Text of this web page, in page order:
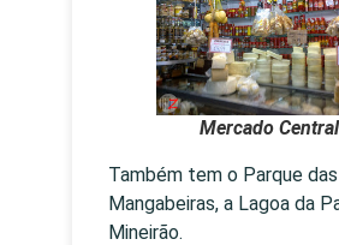
Mercado Central
Também tem o Parque das
Mangabeiras, a Lagoa da
Mineirão.